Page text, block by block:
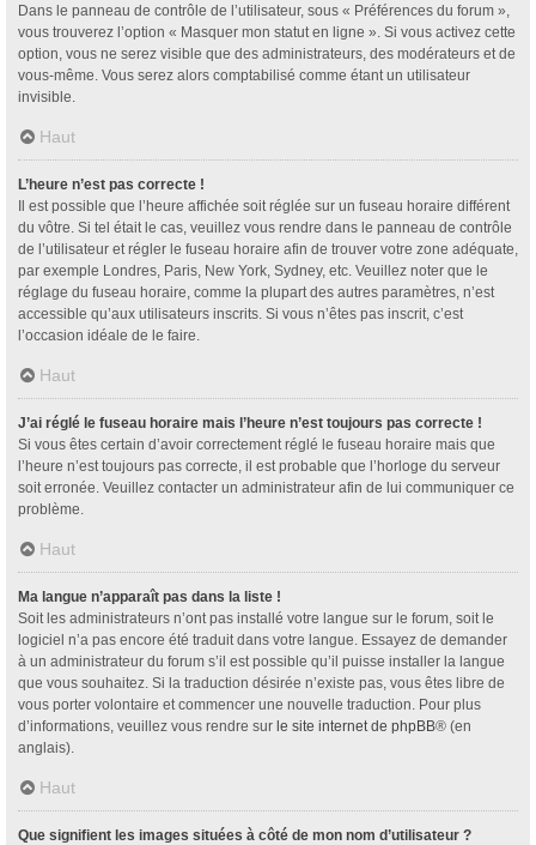
Dans le panneau de contrôle de l’utilisateur, sous « Préférences du forum »,
vous trouverez l’option « Masquer mon statut en ligne ». Si vous activez cette
option, vous ne serez visible que des administrateurs, des modérateurs et de
vous-même. Vous serez alors comptabilisé comme étant un utilisateur
invisible.
Haut
L’heure n’est pas correcte !
Il est possible que l’heure affichée soit réglée sur un fuseau horaire différent
du vôtre. Si tel était le cas, veuillez vous rendre dans le panneau de contrôle
de l’utilisateur et régler le fuseau horaire afin de trouver votre zone adéquate,
par exemple Londres, Paris, New York, Sydney, etc. Veuillez noter que le
réglage du fuseau horaire, comme la plupart des autres paramètres, n’est
accessible qu’aux utilisateurs inscrits. Si vous n’êtes pas inscrit, c’est
l’occasion idéale de le faire.
Haut
J’ai réglé le fuseau horaire mais l’heure n’est toujours pas correcte !
Si vous êtes certain d’avoir correctement réglé le fuseau horaire mais que
l’heure n’est toujours pas correcte, il est probable que l’horloge du serveur
soit erronée. Veuillez contacter un administrateur afin de lui communiquer ce
problème.
Haut
Ma langue n’apparaît pas dans la liste !
Soit les administrateurs n’ont pas installé votre langue sur le forum, soit le
logiciel n’a pas encore été traduit dans votre langue. Essayez de demander
à un administrateur du forum s’il est possible qu’il puisse installer la langue
que vous souhaitez. Si la traduction désirée n’existe pas, vous êtes libre de
vous porter volontaire et commencer une nouvelle traduction. Pour plus
d’informations, veuillez vous rendre sur le site internet de phpBB® (en
anglais).
Haut
Que signifient les images situées à côté de mon nom d’utilisateur ?